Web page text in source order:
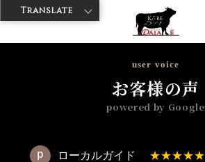
神戸牛ダイヤ > 神戸牛ダイア 浅草国際通り店
user voice
お客様の声
powered by Google
ローカルガイド
Translate